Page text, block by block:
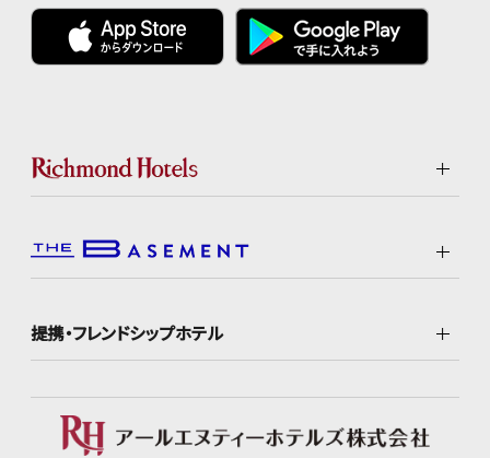
提携・フレンドシップホテル